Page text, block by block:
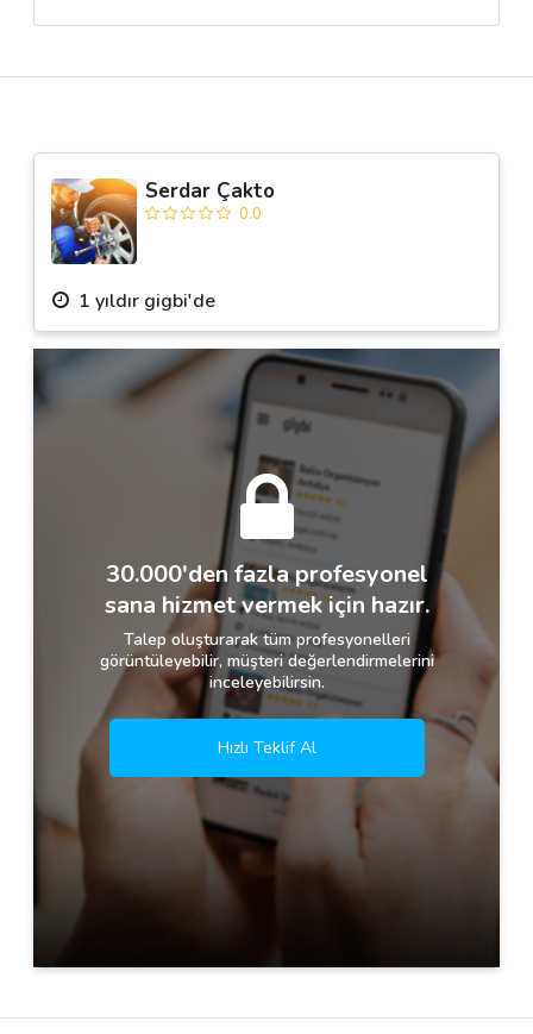
🌟 Müşteri Değerlendirmeleri
Kariyer
Serdar Çakto
0.0
1 yıldır gigbi'de
30.000'den fazla profesyonel
sana hizmet vermek için hazır.
Talep oluşturarak tüm profesyonelleri
görüntüleyebilir, müşteri değerlendirmelerini
inceleyebilirsin.
Hızlı Teklif Al